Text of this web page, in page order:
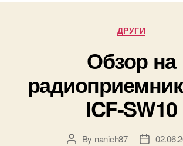
Categories
ДРУГИ
Обзор на
ICF-SW10
PostBy nanich87
Post